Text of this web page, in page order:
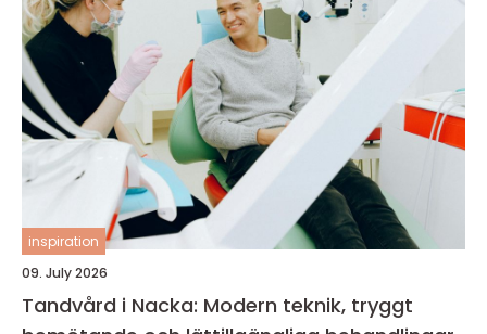
inspiration
09. July 2026
Tandvård i Nacka: Modern teknik, tryggt